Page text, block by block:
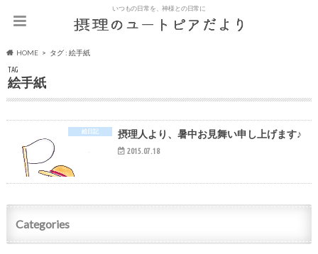
いつもの日常を、神様との日常に
HOME タグ : 絵手紙
TAG
絵手紙
絵日記 摂理人より、暑中お見舞い申し上げます♪
2015.07.18
Categories